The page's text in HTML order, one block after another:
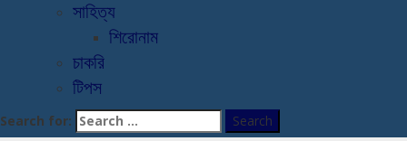
সাহিত্য
শিরোনাম
চাকরি
টিপস
Search for: